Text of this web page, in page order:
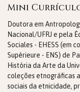
Mini
Doutora em
Nacional/UFRJ e pela
Sociales - EHESS (em
Supérieure - ENS) de
História da Arte da
coleções etnográficas
sociais da etnicidade,